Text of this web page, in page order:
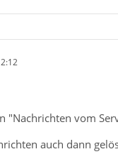
"Nachrichten vom
auch dann